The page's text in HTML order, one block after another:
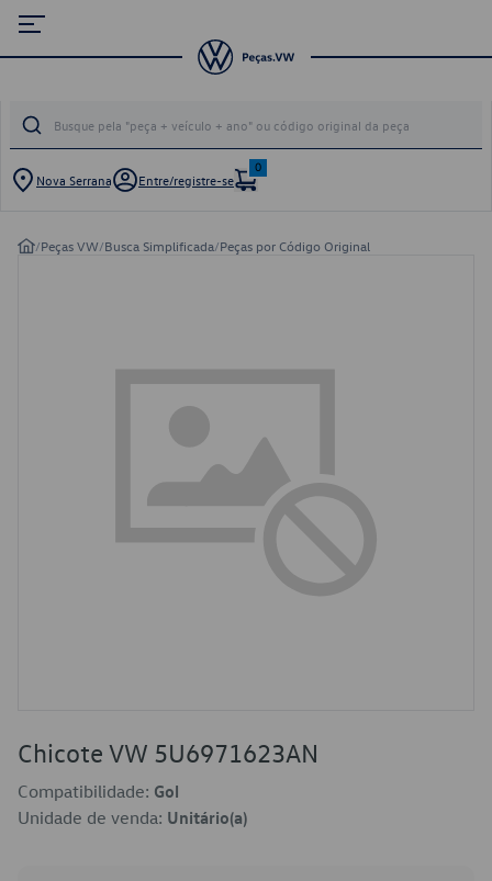
Nova Serrana Entre/registre-se
0
/Peças VW/Busca Simplificada/Peças por Código Original
Chicote VW 5U6971623AN
Compatibilidade: Gol
Unidade de venda: Unitário(a)